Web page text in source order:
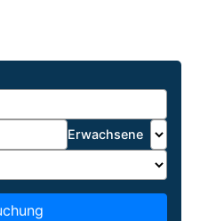
Erwachsene